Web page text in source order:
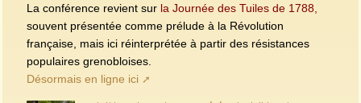
La conférence revient sur la Journée des Tuiles de 1788,
souvent présentée comme prélude à la Révolution
française, mais ici réinterprétée à partir des résistances
populaires grenobloises.
Désormais en ligne ici